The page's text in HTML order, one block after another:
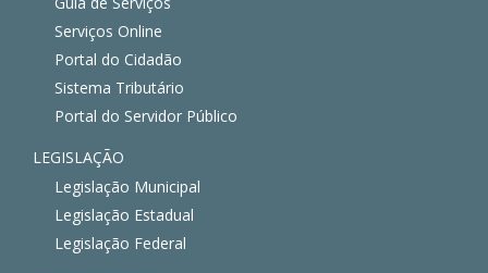
Serviços Online
Portal do Cidadão
Sistema Tributário
Portal do Servidor Público
LEGISLAÇÃO
Legislação Municipal
Legislação Estadual
Legislação Federal